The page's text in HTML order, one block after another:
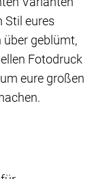
Stil eures
über geblümt,
Fotodruck
eure großen